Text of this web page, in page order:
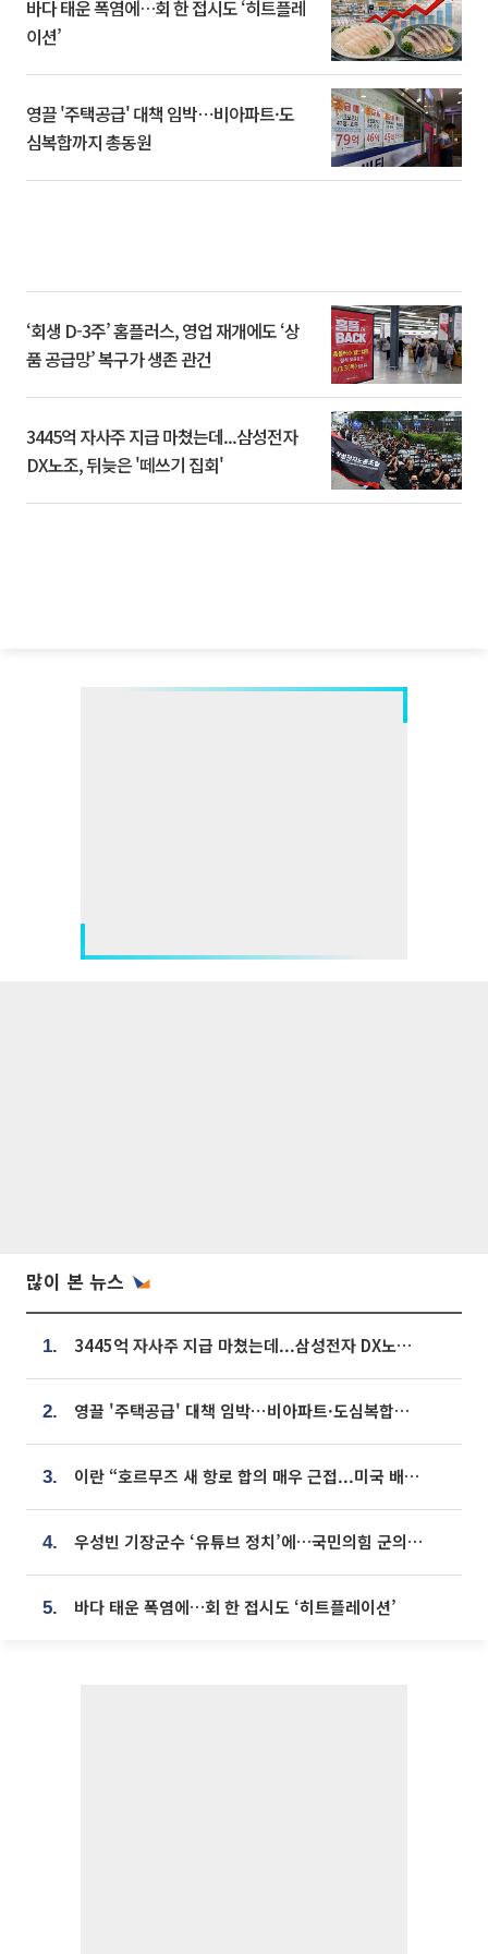
바다 태운 폭염에…회 한 접시도 ‘히트플레
이션’
영끌 '주택공급' 대책 임박⋯비아파트·도
심복합까지 총동원
‘회생 D-3주’ 홈플러스, 영업 재개에도 ‘상
품 공급망’ 복구가 생존 관건
3445억 자사주 지급 마쳤는데...삼성전자
DX노조, 뒤늦은 '떼쓰기 집회'
많이 본 뉴스
1. 3445억 자사주 지급 마쳤는데...삼성전자 DX노조, 뒤늦은 '떼쓰기 집회'
2. 영끌 '주택공급' 대책 임박⋯비아파트·도심복합까지 총동원
3. 이란 “호르무즈 새 항로 합의 매우 근접...미국 배상 먼저”
4. 우성빈 기장군수 ‘유튜브 정치’에…국민의힘 군의원들 집단 반발
5. 바다 태운 폭염에…회 한 접시도 ‘히트플레이션’